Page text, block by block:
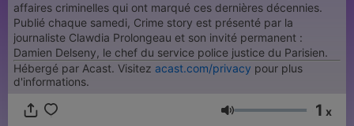
affaires criminelles qui ont marqué ces dernières décennies.
Publié chaque samedi, Crime story est présenté par la
journaliste Clawdia Prolongeau et son invité permanent :
Damien Delseny, le chef du service police justice du Parisien.
Hébergé par Acast. Visitez acast.com/privacy pour plus
d'informations.
Volume 1 x